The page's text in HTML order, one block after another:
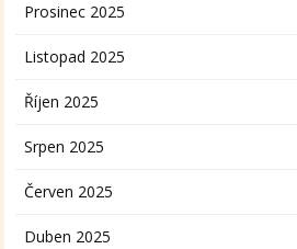
Prosinec 2025
Listopad 2025
Říjen 2025
Srpen 2025
Červen 2025
Duben 2025